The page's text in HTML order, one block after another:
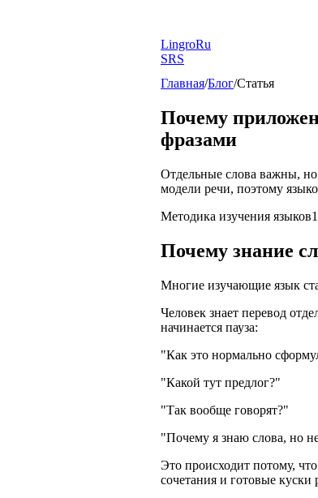
LingroRu
SRS
Главная/Блог/Статья
Почему
фразами
Отдельные слова важны, но
модели речи, поэтому
Методика изучения языков
Почему знание
Многие изучающие язык
Человек знает перевод
начинается пауза:
"Как это нормально
"Какой тут предлог?"
"Так вообще говорят?"
"Почему я знаю слова, но
Это происходит потому,
сочетания и готовые куски